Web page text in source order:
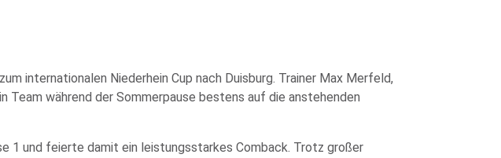
internationalen Niederhein Cup nach Duisburg. Trainer Max Merfeld,
während der Sommerpause bestens auf die anstehenden
1 und feierte damit ein leistungsstarkes Comback. Trotz großer